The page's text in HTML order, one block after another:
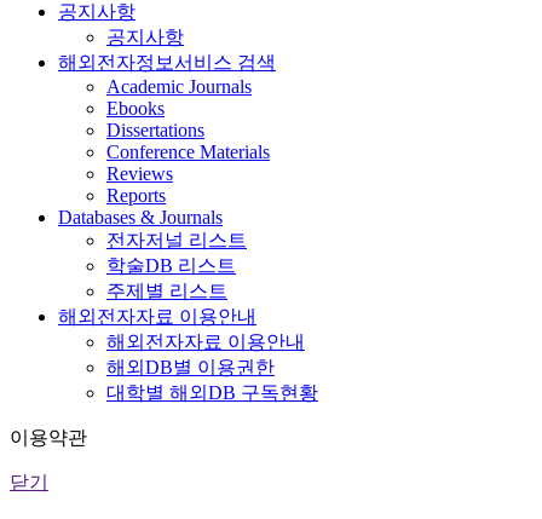
공지사항
공지사항
해외전자정보서비스 검색
Academic Journals
Ebooks
Dissertations
Conference Materials
Reviews
Reports
Databases & Journals
전자저널 리스트
학술DB 리스트
주제별 리스트
해외전자자료 이용안내
해외전자자료 이용안내
해외DB별 이용권한
대학별 해외DB 구독현황
이용약관
닫기